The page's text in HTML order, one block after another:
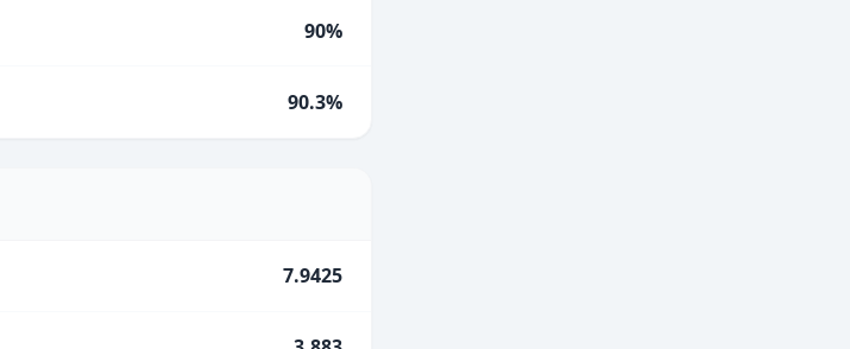
90%
90.3%
7.9425